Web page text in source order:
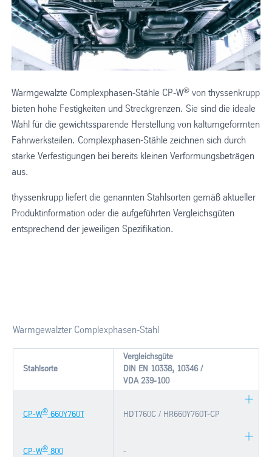
Warmgewalzte Complexphasen-Stähle CP-W® von thyssenkrupp
bieten hohe Festigkeiten und Streckgrenzen. Sie sind die ideale
Wahl für die gewichtssparende Herstellung von kaltumgeformten
Fahrwerksteilen. Complexphasen-Stähle zeichnen sich durch
starke Verfestigungen bei bereits kleinen Verformungsbeträgen
aus.
thyssenkrupp liefert die genannten Stahlsorten gemäß aktueller
Produktinformation oder die aufgeführten Vergleichsgüten
entsprechend der jeweiligen Spezifikation.
Warmgewalzter Complexphasen-Stahl
Stahlsorte
Vergleichsgüte
DIN EN 10338, 10346 /
VDA 239-100
CP-W®660Y760T HDT760C / HR660Y760T-CP
CP-W®800 -